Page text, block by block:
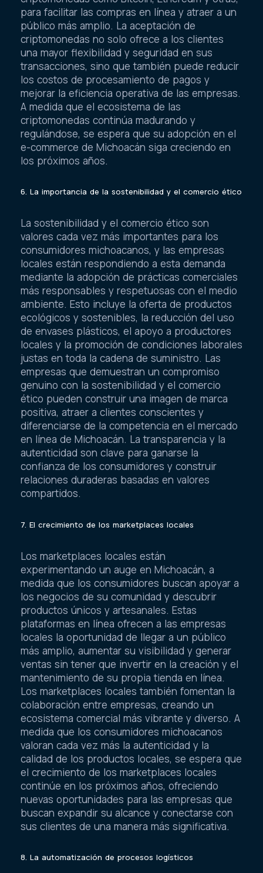
criptomonedas como Bitcoin, Ethereum y otras,
para facilitar las compras en línea y atraer a un
público más amplio. La aceptación de
criptomonedas no solo ofrece a los clientes
una mayor flexibilidad y seguridad en sus
transacciones, sino que también puede reducir
los costos de procesamiento de pagos y
mejorar la eficiencia operativa de las empresas.
A medida que el ecosistema de las
criptomonedas continúa madurando y
regulándose, se espera que su adopción en el
e-commerce de Michoacán siga creciendo en
los próximos años.
La sostenibilidad y el comercio ético son
valores cada vez más importantes para los
consumidores michoacanos, y las empresas
locales están respondiendo a esta demanda
mediante la adopción de prácticas comerciales
más responsables y respetuosas con el medio
ambiente. Esto incluye la oferta de productos
ecológicos y sostenibles, la reducción del uso
de envases plásticos, el apoyo a productores
locales y la promoción de condiciones laborales
justas en toda la cadena de suministro. Las
empresas que demuestran un compromiso
genuino con la sostenibilidad y el comercio
ético pueden construir una imagen de marca
positiva, atraer a clientes conscientes y
diferenciarse de la competencia en el mercado
en línea de Michoacán. La transparencia y la
autenticidad son clave para ganarse la
confianza de los consumidores y construir
relaciones duraderas basadas en valores
compartidos.
7. El crecimiento de los marketplaces locales
Los marketplaces locales están
experimentando un auge en Michoacán, a
medida que los consumidores buscan apoyar a
los negocios de su comunidad y descubrir
productos únicos y artesanales. Estas
plataformas en línea ofrecen a las empresas
locales la oportunidad de llegar a un público
más amplio, aumentar su visibilidad y generar
ventas sin tener que invertir en la creación y el
mantenimiento de su propia tienda en línea.
Los marketplaces locales también fomentan la
colaboración entre empresas, creando un
ecosistema comercial más vibrante y diverso. A
medida que los consumidores michoacanos
valoran cada vez más la autenticidad y la
calidad de los productos locales, se espera que
el crecimiento de los marketplaces locales
continúe en los próximos años, ofreciendo
nuevas oportunidades para las empresas que
buscan expandir su alcance y conectarse con
sus clientes de una manera más significativa.